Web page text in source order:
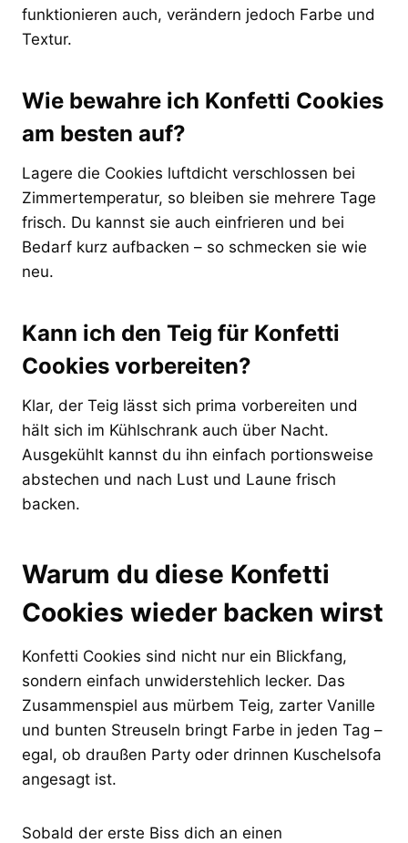
funktionieren auch, verändern jedoch Farbe und
Textur.
Wie bewahre ich Konfetti Cookies
am besten auf?
Lagere die Cookies luftdicht verschlossen bei
Zimmertemperatur, so bleiben sie mehrere Tage
frisch. Du kannst sie auch einfrieren und bei
Bedarf kurz aufbacken – so schmecken sie wie
neu.
Kann ich den Teig für Konfetti
Cookies vorbereiten?
Klar, der Teig lässt sich prima vorbereiten und
hält sich im Kühlschrank auch über Nacht.
Ausgekühlt kannst du ihn einfach portionsweise
abstechen und nach Lust und Laune frisch
backen.
Warum du diese Konfetti
Cookies wieder backen wirst
Konfetti Cookies sind nicht nur ein Blickfang,
sondern einfach unwiderstehlich lecker. Das
Zusammenspiel aus mürbem Teig, zarter Vanille
und bunten Streuseln bringt Farbe in jeden Tag –
egal, ob draußen Party oder drinnen Kuschelsofa
angesagt ist.
Sobald der erste Biss dich an einen